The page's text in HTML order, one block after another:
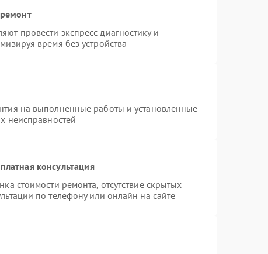
провести экспресс-диагностику и
время без устройства
на выполненные работы и установленные
неисправностей
консультация
стоимости ремонта, отсутствие скрытых
по телефону или онлайн на сайте